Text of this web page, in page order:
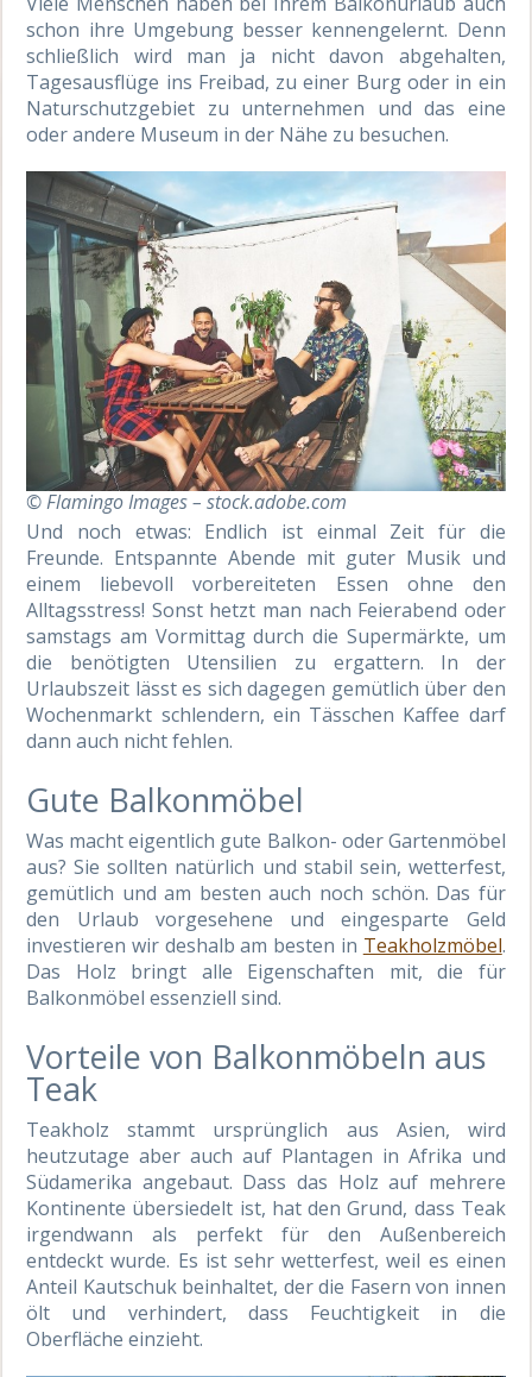
schon ihre Umgebung besser kennengelernt. Denn
schließlich wird man ja nicht davon abgehalten,
Tagesausflüge ins Freibad, zu einer Burg oder in ein
Naturschutzgebiet zu unternehmen und das eine
oder andere Museum in der Nähe zu besuchen.
© Flamingo Images – stock.adobe.com
Und noch etwas: Endlich ist einmal Zeit für die
Freunde. Entspannte Abende mit guter Musik und
einem liebevoll vorbereiteten Essen ohne den
Alltagsstress! Sonst hetzt man nach Feierabend oder
samstags am Vormittag durch die Supermärkte, um
die benötigten Utensilien zu ergattern. In der
Urlaubszeit lässt es sich dagegen gemütlich über den
Wochenmarkt schlendern, ein Tässchen Kaffee darf
dann auch nicht fehlen.
Gute Balkonmöbel
Was macht eigentlich gute Balkon- oder Gartenmöbel
aus? Sie sollten natürlich und stabil sein, wetterfest,
gemütlich und am besten auch noch schön. Das für
den Urlaub vorgesehene und eingesparte Geld
investieren wir deshalb am besten in Teakholzmöbel.
Das Holz bringt alle Eigenschaften mit, die für
Balkonmöbel essenziell sind.
Vorteile von Balkonmöbeln aus
Teak
Teakholz stammt ursprünglich aus Asien, wird
heutzutage aber auch auf Plantagen in Afrika und
Südamerika angebaut. Dass das Holz auf mehrere
Kontinente übersiedelt ist, hat den Grund, dass Teak
irgendwann als perfekt für den Außenbereich
entdeckt wurde. Es ist sehr wetterfest, weil es einen
Anteil Kautschuk beinhaltet, der die Fasern von innen
ölt und verhindert, dass Feuchtigkeit in die
Oberfläche einzieht.